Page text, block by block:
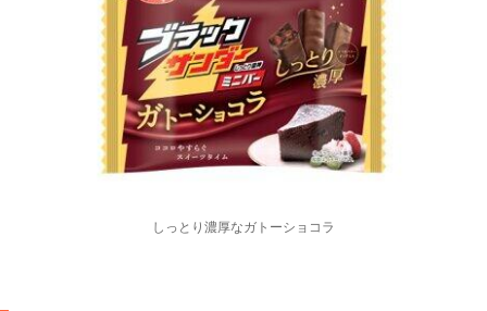
しっとり濃厚なガトーショコラ